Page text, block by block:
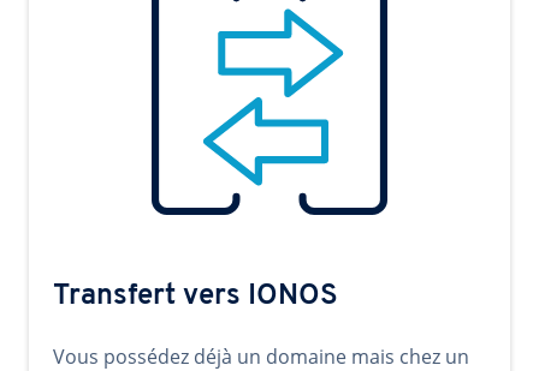
Transfert vers IONOS
Vous possédez déjà un domaine mais chez un